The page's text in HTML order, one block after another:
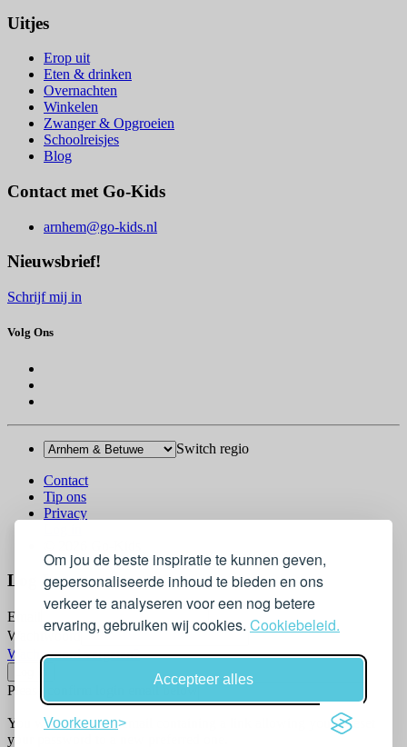
Om jou de beste inspiratie te kunnen geven,
gepersonaliseerde inhoud te bieden en ons
verkeer te analyseren voor een nog betere
ervaring, gebruiken wij cookies. Cookiebeleid.
Accepteer alles
Voorkeuren
Uitjes
Erop uit
Eten & drinken
Overnachten
Winkelen
Zwanger & Opgroeien
Schoolreisjes
Blog
Contact met Go-Kids
arnhem@go-kids.nl
Nieuwsbrief!
Schrijf mij in
Volg Ons
Switch regio
Contact
Tip ons
Privacy
Log In
Email
Wachtwoord
Wachtwoord vergeten?
Please confirm login email below
You will receive an email containing a link allowing you to reset
your password to a new preferred one.